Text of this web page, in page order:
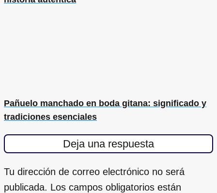
Pañuelo manchado en boda gitana: significado y
tradiciones esenciales
Deja una respuesta
Tu dirección de correo electrónico no será
publicada. Los campos obligatorios están